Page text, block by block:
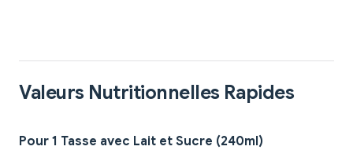
Valeurs Nutritionnelles Rapides
Pour 1 Tasse avec Lait et Sucre (240ml)